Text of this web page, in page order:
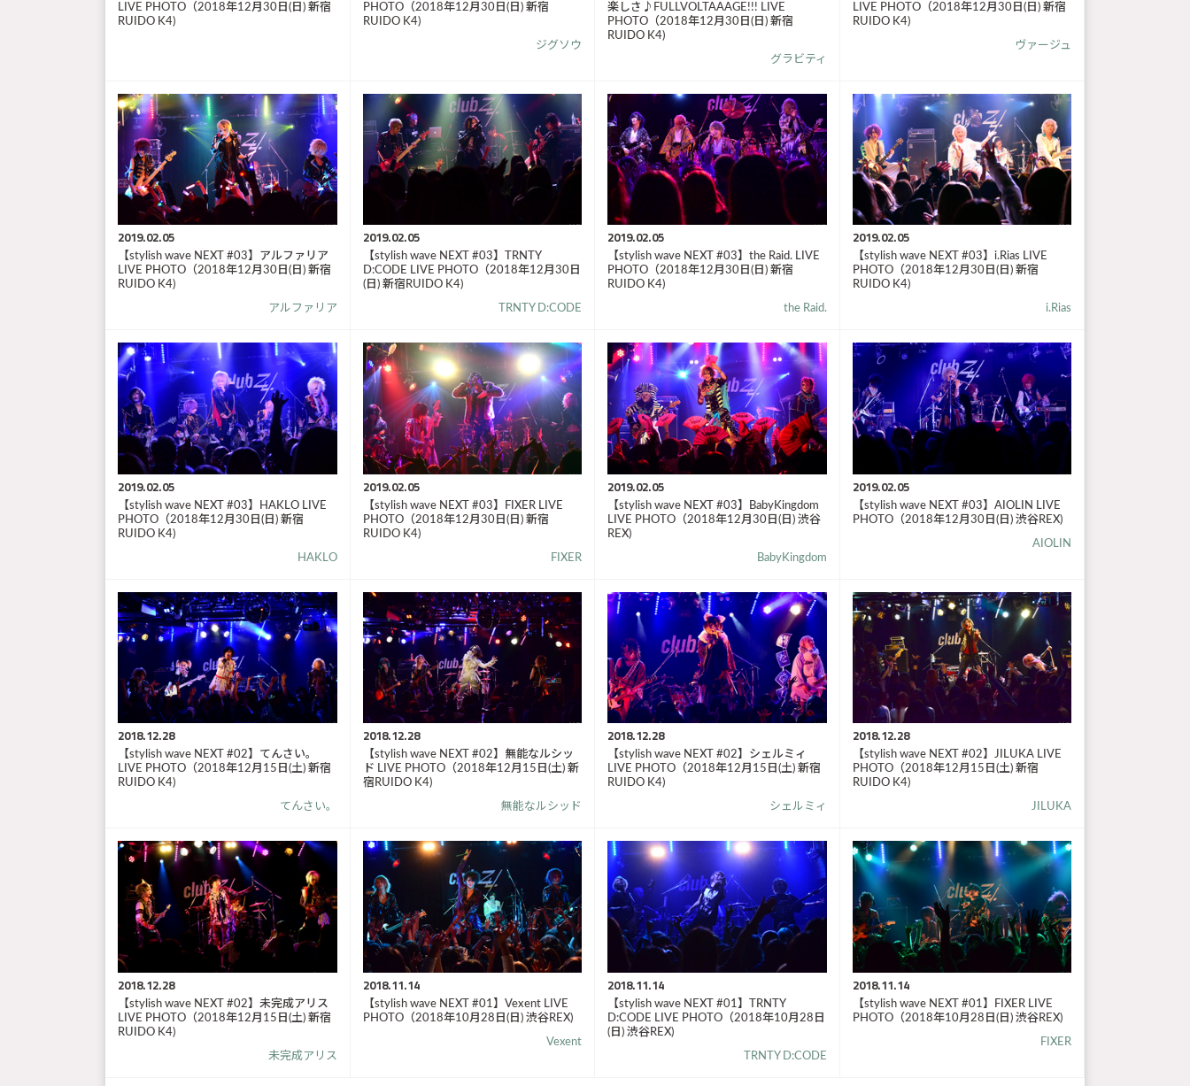
LIVE PHOTO（2018年12月30日(日) 新宿
RUIDO K4)
PHOTO（2018年12月30日(日) 新宿
RUIDO K4)
ジグソウ
楽しさ♪FULLVOLTAAAGE!!! LIVE
PHOTO（2018年12月30日(日) 新宿
RUIDO K4)
グラビティ
LIVE PHOTO（2018年12月30日(日) 新宿
RUIDO K4)
ヴァージュ
2019.02.05
【stylish wave NEXT #03】アルファリア
LIVE PHOTO（2018年12月30日(日) 新宿
RUIDO K4)
アルファリア
2019.02.05
【stylish wave NEXT #03】TRNTY
D:CODE LIVE PHOTO（2018年12月30日
(日) 新宿RUIDO K4)
TRNTY D:CODE
2019.02.05
【stylish wave NEXT #03】the Raid. LIVE
PHOTO（2018年12月30日(日) 新宿
RUIDO K4)
the Raid.
2019.02.05
【stylish wave NEXT #03】i.Rias LIVE
PHOTO（2018年12月30日(日) 新宿
RUIDO K4)
i.Rias
2019.02.05
【stylish wave NEXT #03】HAKLO LIVE
PHOTO（2018年12月30日(日) 新宿
RUIDO K4)
HAKLO
2019.02.05
【stylish wave NEXT #03】FIXER LIVE
PHOTO（2018年12月30日(日) 新宿
RUIDO K4)
FIXER
2019.02.05
【stylish wave NEXT #03】BabyKingdom
LIVE PHOTO（2018年12月30日(日) 渋谷
REX)
BabyKingdom
2019.02.05
【stylish wave NEXT #03】AIOLIN LIVE
PHOTO（2018年12月30日(日) 渋谷REX)
AIOLIN
2018.12.28
【stylish wave NEXT #02】てんさい。
LIVE PHOTO（2018年12月15日(土) 新宿
RUIDO K4)
てんさい。
2018.12.28
【stylish wave NEXT #02】無能なルシッ
ド LIVE PHOTO（2018年12月15日(土) 新
宿RUIDO K4)
無能なルシッド
2018.12.28
【stylish wave NEXT #02】シェルミィ
LIVE PHOTO（2018年12月15日(土) 新宿
RUIDO K4)
シェルミィ
2018.12.28
【stylish wave NEXT #02】JILUKA LIVE
PHOTO（2018年12月15日(土) 新宿
RUIDO K4)
JILUKA
2018.12.28
【stylish wave NEXT #02】未完成アリス
LIVE PHOTO（2018年12月15日(土) 新宿
RUIDO K4)
未完成アリス
2018.11.14
【stylish wave NEXT #01】Vexent LIVE
PHOTO（2018年10月28日(日) 渋谷REX)
Vexent
2018.11.14
【stylish wave NEXT #01】TRNTY
D:CODE LIVE PHOTO（2018年10月28日
(日) 渋谷REX)
TRNTY D:CODE
2018.11.14
【stylish wave NEXT #01】FIXER LIVE
PHOTO（2018年10月28日(日) 渋谷REX)
FIXER